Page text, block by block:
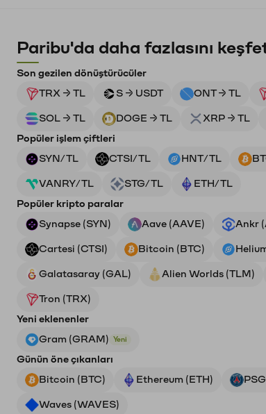
Paribu'da daha fazlasını
Son gezilen dönüştürücüler
TRX → TL
S → USDT ONT → TL
SOL → TL DOGE → TL XRP → TL
Popüler işlem çiftleri
SYN/TL
CTSI/TL HNT/TL
VANRY/TL STG/TL
ETH/TL
Popüler kripto paralar
Synapse (SYN)
Aave (AAVE) Ankr
Cartesi (CTSI) Bitcoin (BTC)
Galatasaray (GAL) Alien Worlds (TLM)
Tron (TRX)
Yeni eklenenler
Gram (GRAM)
Yeni
Günün öne çıkanları
Bitcoin (BTC)
Ethereum (ETH)
Waves (WAVES)